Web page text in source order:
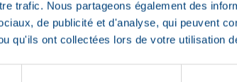
trafic. Nous partageons également des
de publicité et d'analyse, qui peuvent
qu'ils ont collectées lors de votre utilisation
riche en vitamines et sels
souhaitable d’apporter les 3